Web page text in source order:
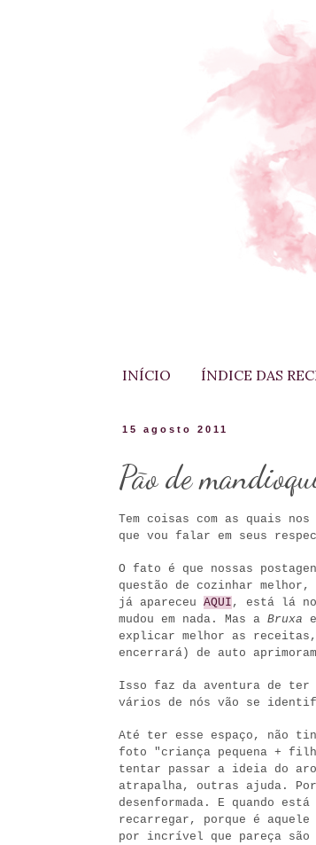
INÍCIO ÍNDICE DAS
15 agosto 2011
Pão de
Tem coisas com as quais
que vou falar em seus
O fato é que nossas
questão de cozinhar
já apareceu AQUI , está lá
mudou em nada. Mas a Bruxa
explicar melhor as receitas,
encerrará) de auto
Isso faz da aventura de ter
vários de nós vão se
Até ter esse espaço, não
foto "criança pequena +
tentar passar a ideia do
atrapalha, outras ajuda.
desenformada. E quando
recarregar, porque é
por incrível que pareça são